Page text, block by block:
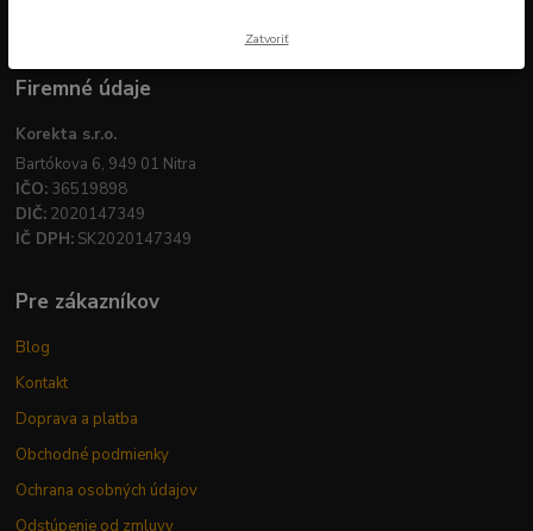
Firemné údaje a informácie
Firemné údaje
Korekta s.r.o.
Bartókova 6, 949 01 Nitra
IČO: 36519898
DIČ: 2020147349
IČ DPH: SK2020147349
Pre zákazníkov
Blog
Kontakt
Doprava a platba
Obchodné podmienky
Ochrana osobných údajov
Odstúpenie od zmluvy
Zatvoriť